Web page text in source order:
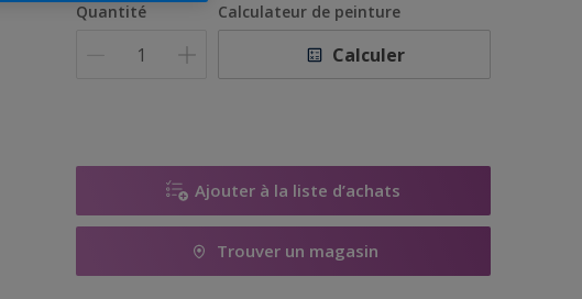
Quantité Calculateur de peinture
Calculer
Ajouter à la liste d’achats
Trouver un magasin